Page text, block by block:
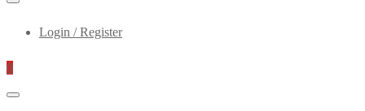
Login / Register
0